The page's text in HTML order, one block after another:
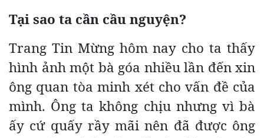
Tại sao ta cần cầu nguyện?
Trang Tin Mừng hôm nay cho ta thấy
hình ảnh một bà góa nhiều lần đến xin
ông quan tòa minh xét cho vấn đề của
mình. Ông ta không chịu nhưng vì bà
ấy cứ quấy rầy mãi nên đã được ông